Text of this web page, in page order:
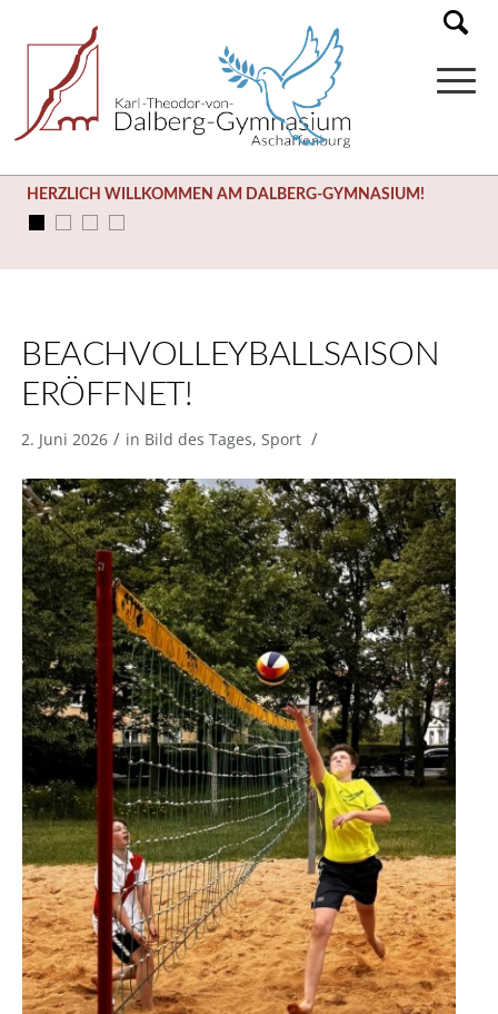
HERZLICH WILLKOMMEN AM DALBERG-GYMNASIUM!
BEACHVOLLEYBALLSAISON
ERÖFFNET!
2. Juni 2026 / in Bild des Tages, Sport /